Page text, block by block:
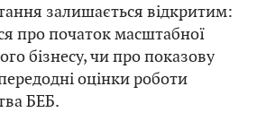
залишається відкритим:
про початок масштабної
бізнесу, чи про показову
оцінки роботи
БЕБ.